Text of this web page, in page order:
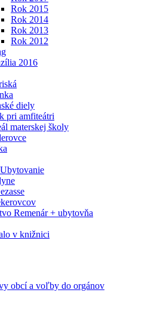
Rok 2015
Rok 2014
Rok 2013
Rok 2012
2016
diely
pri amfiteátri
materskej školy
Remenár + ubytovňa
v knižnici
obcí a voľby do orgánov